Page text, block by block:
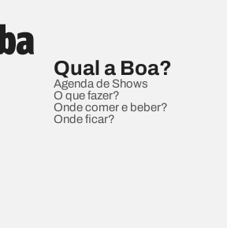
Qual a Boa?
Agenda de Shows
O que fazer?
Onde comer e beber?
Onde ficar?